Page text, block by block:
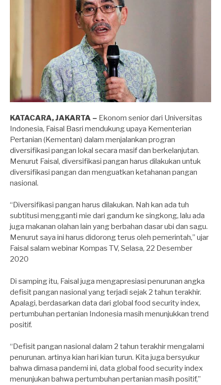
KATACARA, JAKARTA – Ekonom senior dari Universitas
Indonesia, Faisal Basri mendukung upaya Kementerian
Pertanian (Kementan) dalam menjalankan progran
diversifikasi pangan lokal secara masif dan berkelanjutan.
Menurut Faisal, diversifikasi pangan harus dilakukan untuk
diversifikasi pangan dan menguatkan ketahanan pangan
nasional.
“Diversifikasi pangan harus dilakukan. Nah kan ada tuh
subtitusi mengganti mie dari gandum ke singkong, lalu ada
juga makanan olahan lain yang berbahan dasar ubi dan sagu.
Menurut saya ini harus didorong terus oleh pemerintah,” ujar
Faisal salam webinar Kompas TV, Selasa, 22 Desember
2020
Di samping itu, Faisal juga mengapresiasi penurunan angka
defisit pangan nasional yang terjadi sejak 2 tahun terakhir.
Apalagi, berdasarkan data dari global food security index,
pertumbuhan pertanian Indonesia masih menunjukkan trend
positif.
“Defisit pangan nasional dalam 2 tahun terakhir mengalami
penurunan. artinya kian hari kian turun. Kita juga bersyukur
bahwa dimasa pandemi ini, data global food security index
menunjukan bahwa pertumbuhan pertanian masih positif,”